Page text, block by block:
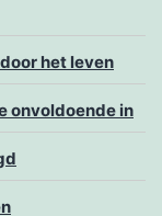
het leven
onvoldoende in